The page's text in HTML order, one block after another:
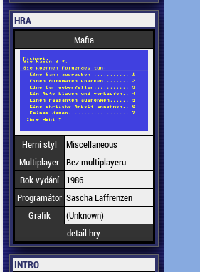
HRA
Mafia
Herní styl
Miscellaneous
Multiplayer Bez multiplayeru
Rok vydání
1986
Programátor Sascha Laffrenzen
Grafik
(Unknown)
detail hry
INTRO